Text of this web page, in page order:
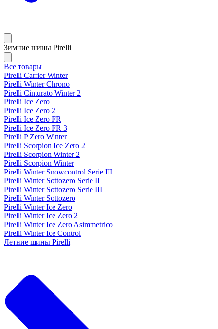
Зимние шины Pirelli
Все товары
Pirelli Carrier Winter
Pirelli Winter Chrono
Pirelli Cinturato Winter 2
Pirelli Ice Zero
Pirelli Ice Zero 2
Pirelli Ice Zero FR
Pirelli Ice Zero FR 3
Pirelli P Zero Winter
Pirelli Scorpion Ice Zero 2
Pirelli Scorpion Winter 2
Pirelli Scorpion Winter
Pirelli Winter Snowcontrol Serie III
Pirelli Winter Sottozero Serie II
Pirelli Winter Sottozero Serie III
Pirelli Winter Sottozero
Pirelli Winter Ice Zero
Pirelli Winter Ice Zero 2
Pirelli Winter Ice Zero Asimmetrico
Pirelli Winter Ice Control
Летние шины Pirelli